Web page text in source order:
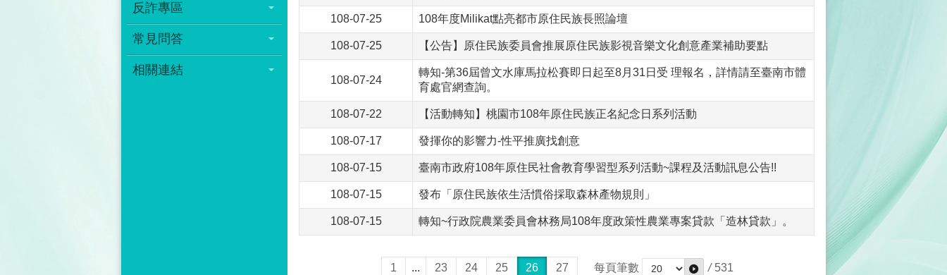
反詐專區
常見問答
相關連結
108-07-25 108年度Milikat點亮都市原住民族長照論壇
108-07-25 【公告】原住民族委員會推展原住民族影視音樂文化創意產業補助要點
108-07-24
轉知-第36屆曾文水庫馬拉松賽即日起至8月31日受 理報名，詳情請至臺南市體
育處官網查詢。
108-07-22 【活動轉知】桃園市108年原住民族正名紀念日系列活動
108-07-17 發揮你的影響力-性平推廣找創意
108-07-15 臺南市政府108年原住民社會教育學習型系列活動~課程及活動訊息公告!!
108-07-15 發布「原住民族依生活慣俗採取森林產物規則」
108-07-15 轉知~行政院農業委員會林務局108年度政策性農業專案貸款「造林貸款」。
1 ... 23 24 25 26 27 每頁筆數 / 531